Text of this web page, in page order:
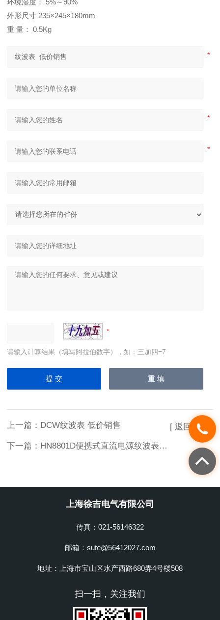
环境湿度： 5%～90%
外形尺寸 235×245×180mm
重 量： 0.5Kg
请输入计算结果（填写阿拉伯数字），如：三加四=7
上一篇： DCW纹波表 低价销售
下一篇： HN8801D便携式直流电源纹波表 低价销售
[ 返回列表 ]
上海徐吉电气有限公司
传真：021-56146322
邮箱：sute@56412027.com
地址：上海市宝山区水产西路680弄4号楼508
扫一扫，关注我们